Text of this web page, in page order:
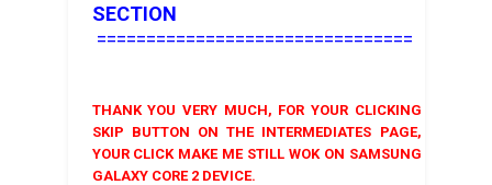
SECTION
================================
THANK YOU VERY MUCH, FOR YOUR CLICKING
SKIP BUTTON ON THE INTERMEDIATES PAGE,
YOUR CLICK MAKE ME STILL WOK ON SAMSUNG
GALAXY CORE 2 DEVICE.